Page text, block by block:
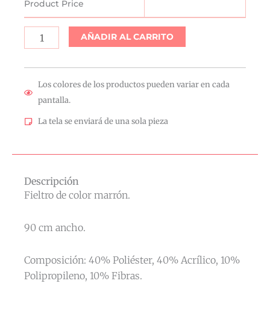
Product Price
AÑADIR AL CARRITO
Los colores de los productos pueden variar en cada
pantalla.
La tela se enviará de una sola pieza
Descripción
Fieltro de color marrón.
90 cm ancho.
Composición: 40% Poliéster, 40% Acrílico, 10%
Polipropileno, 10% Fibras.